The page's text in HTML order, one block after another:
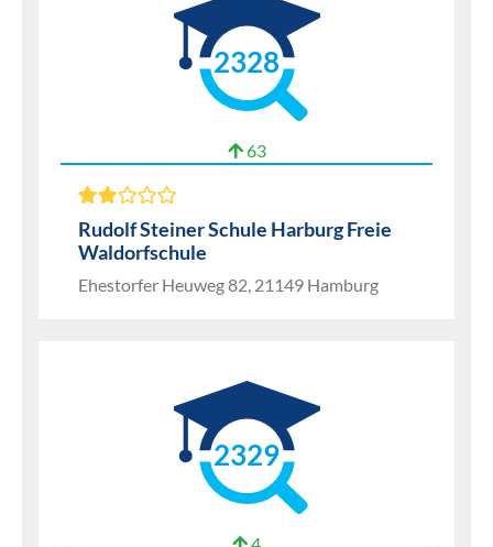
2328
63
Rudolf Steiner Schule Harburg Freie
Waldorfschule
Ehestorfer Heuweg 82, 21149 Hamburg
2329